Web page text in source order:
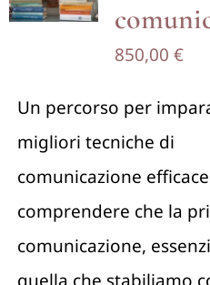
850,00 €
Un percorso per
migliori tecniche di
comunicazione
comprendere che la
comunicazione,